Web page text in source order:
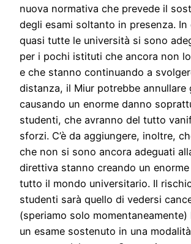
nuova normativa che prevede il
degli esami soltanto in presenza. In
quasi tutte le università si sono
per i pochi istituti che ancora non
e che stanno continuando a
distanza, il Miur potrebbe annullare
causando un enorme danno
studenti, che avranno del tutto
sforzi. C’è da aggiungere, inoltre,
che non si sono ancora adeguati
direttiva stanno creando un
tutto il mondo universitario. Il
studenti sarà quello di vedersi
(speriamo solo
un esame sostenuto in una